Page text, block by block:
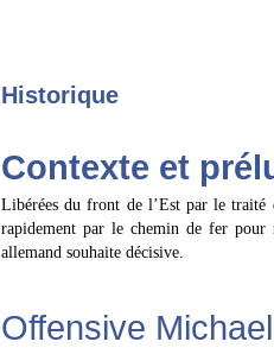
Historique
Contexte et
Libérées du front de l’Est par le traité
rapidement par le chemin de fer
allemand souhaite décisive.
Offensive Michael